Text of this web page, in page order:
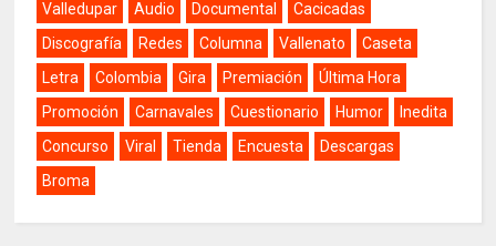
Valledupar
Audio Documental
Cacicadas
Discografía
Redes Columna Vallenato
Caseta
Letra
Colombia Gira Premiación
Última Hora
Promoción
Carnavales Cuestionario Humor
Inedita
Concurso
Viral Tienda Encuesta
Descargas
Broma